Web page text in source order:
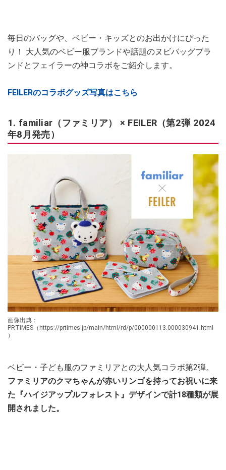
毎日のバッグや、ベビー・キッズとのお出かけにぴった
り！ 大人気のベビー服ブランドや話題のヌビバッグブラ
ンドとフェイラーの神コラボをご紹介します。
FEILERのコラボグッズ写真はこちら
1. familiar（ファミリア） × FEILER（第2弾 2024
年8月発売）
画像出典：
PRTIMES（https://prtimes.jp/main/html/rd/p/000000113.000030941.html
）
ベビー・子ども服のファミリアとの大人気コラボ第2弾。
ファミリアのクマちゃんが赤いリンゴを持ってお祝いに来
た『ハイジアップルフォレスト』デザインで計18種類が展
開されました。